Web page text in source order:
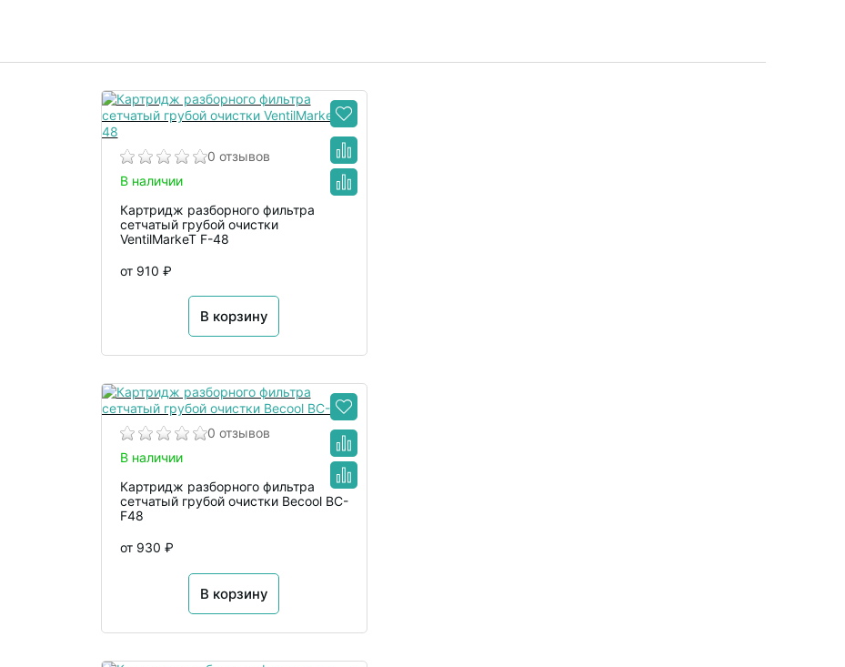
0 отзывов
В наличии
Картридж разборного фильтра
сетчатый грубой очистки
VentilMarkeT F-48
от 910 ₽
В корзину
0 отзывов
В наличии
Картридж разборного фильтра
сетчатый грубой очистки Becool BC-
F48
от 930 ₽
В корзину